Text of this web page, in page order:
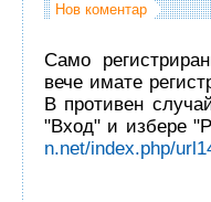
Нов коментар
Само
вече имате
В противен
"Вход" и избере
n.net/index.php/